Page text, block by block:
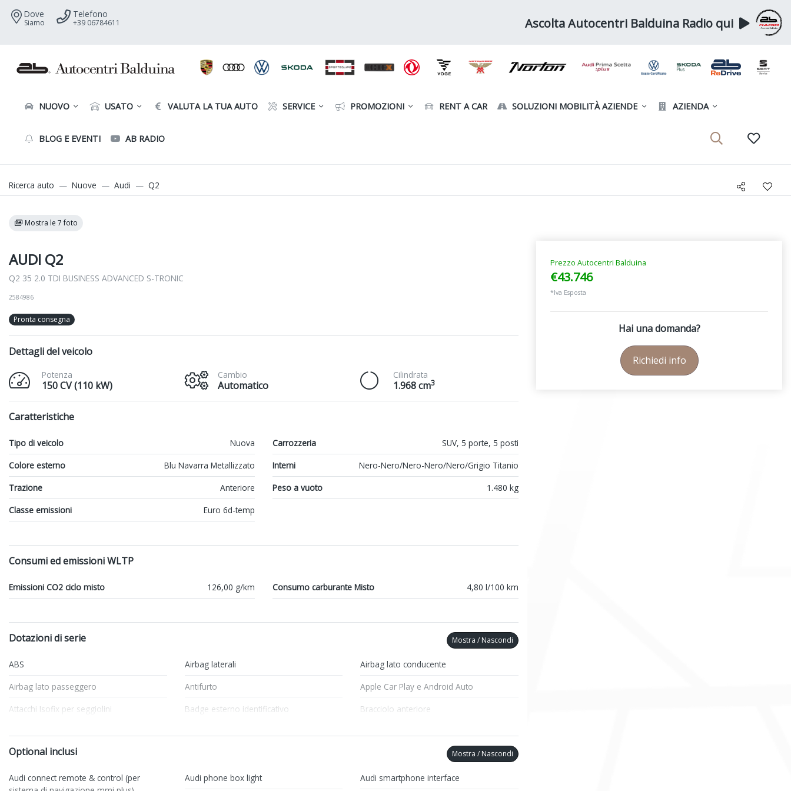
Dove
Siamo
Telefono
+39 06784611 Ascolta Autocentri Balduina Radio qui
NUOVO USATO VALUTA LA TUA AUTO SERVICE PROMOZIONI RENT A CAR SOLUZIONI MOBILITÀ AZIENDE AZIENDA
BLOG E EVENTI AB RADIO
Ricerca auto Nuove Audi Q2
Mostra le 7 foto
AUDI Q2
Q2 35 2.0 TDI BUSINESS ADVANCED S-TRONIC
2584986
Pronta consegna
Dettagli del veicolo
Potenza
150 CV (110 kW)
Cambio
Automatico
Cilindrata
1.968 cm3
Caratteristiche
Tipo di veicolo Nuova Carrozzeria
SUV, 5 porte, 5 posti
Colore esterno
Blu Navarra Metallizzato Interni
Nero-Nero/Nero-Nero/Nero/Grigio Titanio
Trazione
Anteriore Peso a vuoto
1.480 kg
Classe emissioni
Euro 6d-temp
Consumi ed emissioni WLTP
Emissioni CO2 ciclo misto 126,00 g/km Consumo carburante Misto 4,80 l/100 km
Dotazioni di serie Mostra / Nascondi
ABS Airbag laterali
Airbag lato conducente
Airbag lato passeggero
Antifurto
Apple Car Play e Android Auto
Attacchi Isofix per seggiolini
Badge esterno identificativo
Bracciolo anteriore
Fari posteriori a led
Interni in tessuto
Kit emergenza
Kit riparazione pneumatici / tirefit
Optional inclusi Mostra / Nascondi
Audi connect remote & control (per
Audi phone box light Audi smartphone interface
Prezzo Autocentri Balduina
€43.746
*Iva Esposta
Hai una domanda?
Richiedi info